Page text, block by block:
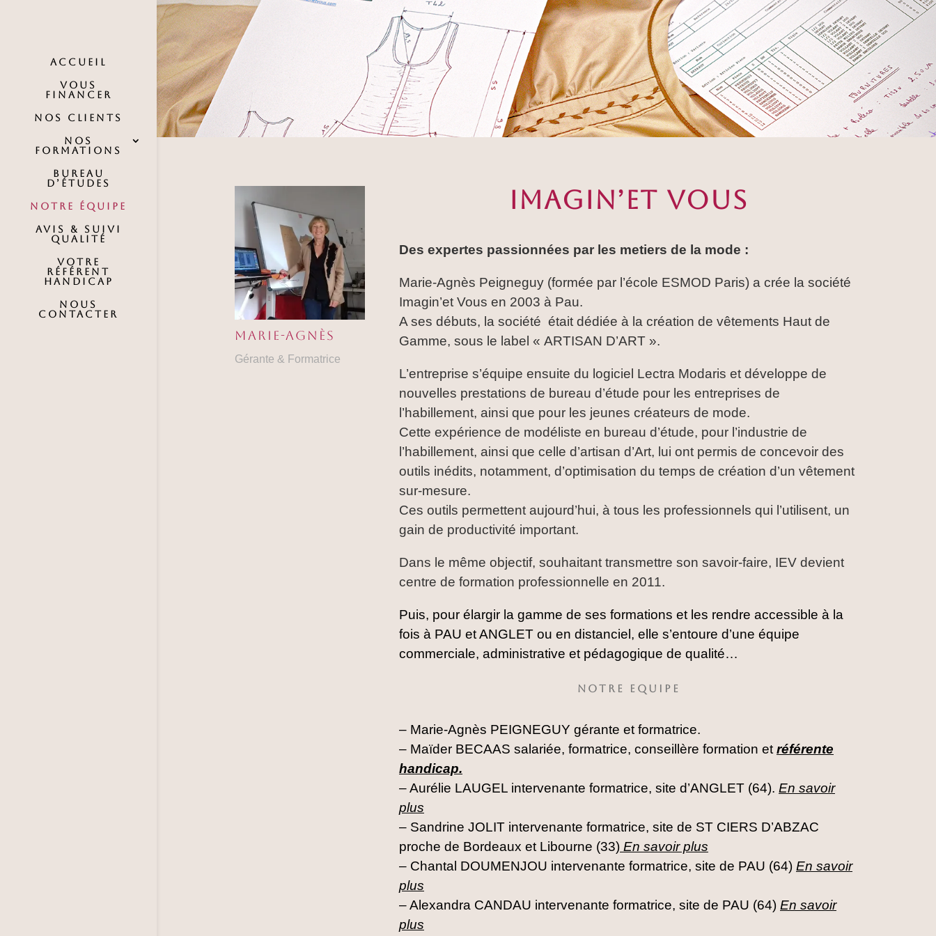
Accueil
VOUS
FINANCER
NOS CLIENTS
NOS
FORMATIONS
BUREAU
D’ÉTUDES
NOTRE ÉQUIPE
AVIS & SUIVI
QUALITÉ
VOTRE
RÉFÉRENT
HANDICAP
NOUS
CONTACTER
Marie-Agnès
Gérante & Formatrice
IMAGIN’ET VOUS
Des expertes passionnées par les metiers de la mode :
Marie-Agnès Peigneguy (formée par l’école ESMOD Paris) a crée la société
Imagin’et Vous en 2003 à Pau.
A ses débuts, la société était dédiée à la création de vêtements Haut de
Gamme, sous le label « ARTISAN D’ART ».
L’entreprise s’équipe ensuite du logiciel Lectra Modaris et développe de
nouvelles prestations de bureau d’étude pour les entreprises de
l’habillement, ainsi que pour les jeunes créateurs de mode.
Cette expérience de modéliste en bureau d’étude, pour l’industrie de
l’habillement, ainsi que celle d’artisan d’Art, lui ont permis de concevoir des
outils inédits, notamment, d’optimisation du temps de création d’un vêtement
sur-mesure.
Ces outils permettent aujourd’hui, à tous les professionnels qui l’utilisent, un
gain de productivité important.
Dans le même objectif, souhaitant transmettre son savoir-faire, IEV devient
centre de formation professionnelle en 2011.
Puis, pour élargir la gamme de ses formations et les rendre accessible à la
fois à PAU et ANGLET ou en distanciel, elle s’entoure d’une équipe
commerciale, administrative et pédagogique de qualité…
NOTRE EQUIPE
– Marie-Agnès PEIGNEGUY gérante et formatrice.
– Maïder BECAAS salariée, formatrice, conseillère formation et référente
handicap.
– Aurélie LAUGEL intervenante formatrice, site d’ANGLET (64). En savoir
plus
– Sandrine JOLIT intervenante formatrice, site de ST CIERS D’ABZAC
proche de Bordeaux et Libourne (33) En savoir plus
– Chantal DOUMENJOU intervenante formatrice, site de PAU (64) En savoir
plus
– Alexandra CANDAU intervenante formatrice, site de PAU (64) En savoir
plus